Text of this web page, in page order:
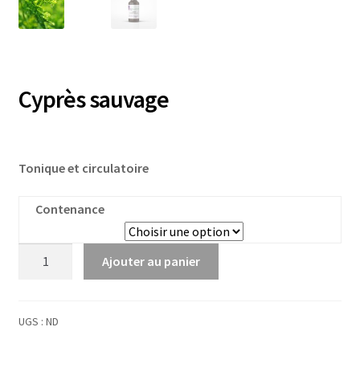
Cyprès sauvage
Tonique et circulatoire
Contenance
Ajouter au panier
UGS : ND